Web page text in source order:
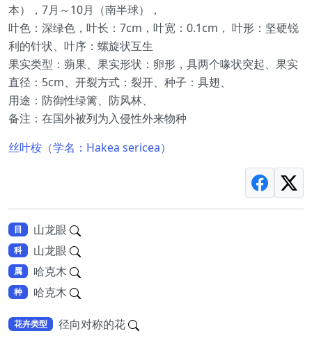
本），7月～10月（南半球），
叶色：深绿色，叶长：7cm，叶宽：0.1cm， 叶形：坚硬锐
利的针状、叶序：螺旋状互生
果实类型：蒴果、果实形状：卵形，具两个喙状突起、果实
直径：5cm、开裂方式：裂开、种子：具翅、
用途：防御性绿篱、防风林、
备注：在国外被列为入侵性外来物种
丝叶桉（学名：Hakea sericea）
目 山龙眼
科 山龙眼
属 哈克木
种 哈克木
花卉类型
径向对称的花